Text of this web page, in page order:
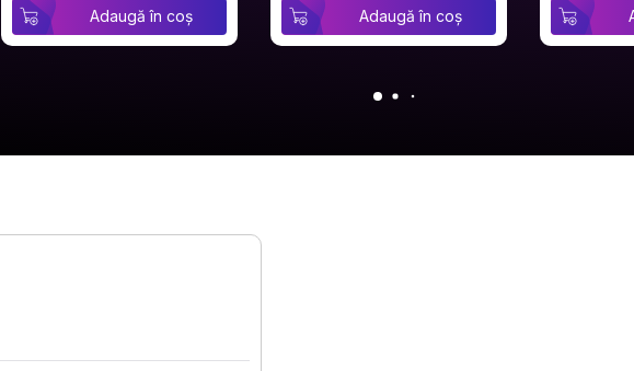
Adaugă în coș Adaugă în coș